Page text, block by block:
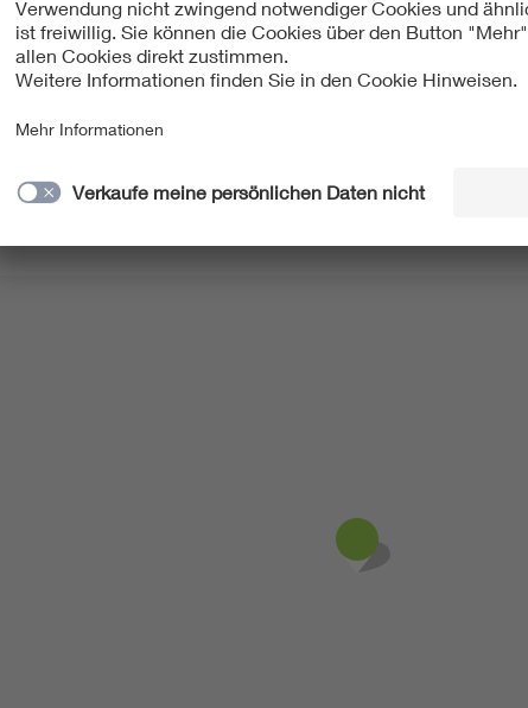
dieVeranstaltungskooperationspartner weitergeben. Bei der
Veranstaltung entstandene Fotos und Aufnahmen können im
Rahmen von Berichten, in Zeitschriften und im Internet